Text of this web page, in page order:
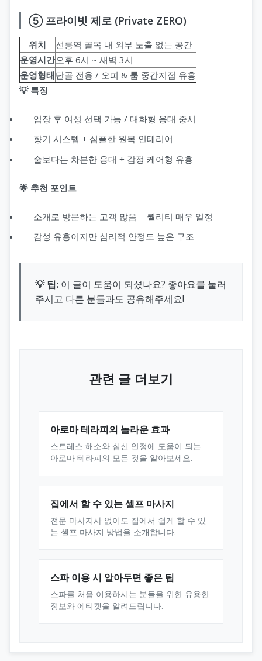
⑤ 프라이빗 제로 (Private ZERO)
위치
선릉역 골목 내 외부 노출 없는 공간
운영시간오후 6시 ~ 새벽 3시
운영형태단골 전용 / 오피 & 룸 중간지점 유흥
💡 특징
입장 후 여성 선택 가능 / 대화형 응대 중시
향기 시스템 + 심플한 원목 인테리어
술보다는 차분한 응대 + 감정 케어형 유흥
🌟 추천 포인트
소개로 방문하는 고객 많음 = 퀄리티 매우 일정
감성 유흥이지만 심리적 안정도 높은 구조
💡 팁: 이 글이 도움이 되셨나요? 좋아요를 눌러
주시고 다른 분들과도 공유해주세요!
관련 글 더보기
아로마 테라피의 놀라운 효과
스트레스 해소와 심신 안정에 도움이 되는
아로마 테라피의 모든 것을 알아보세요.
집에서 할 수 있는 셀프 마사지
전문 마사지사 없이도 집에서 쉽게 할 수 있
는 셀프 마사지 방법을 소개합니다.
스파 이용 시 알아두면 좋은 팁
스파를 처음 이용하시는 분들을 위한 유용한
정보와 에티켓을 알려드립니다.